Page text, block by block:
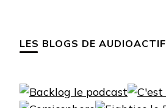
LES BLOGS DE AUDIOACTIF